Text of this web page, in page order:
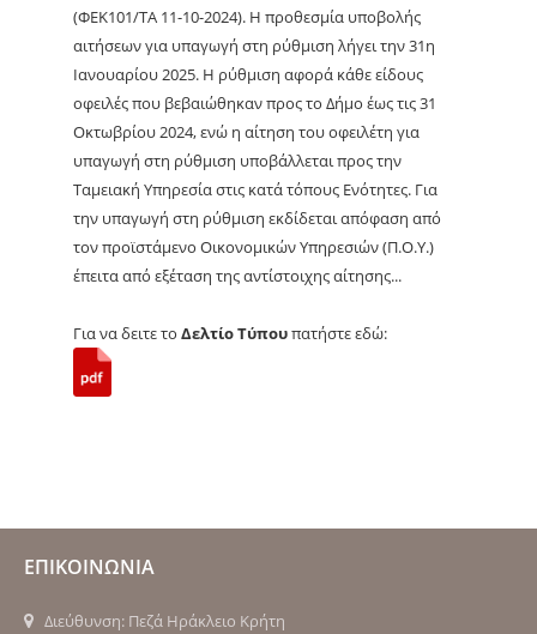
(ΦΕΚ101/ΤΑ 11-10-2024). Η προθεσμία υποβολής
αιτήσεων για υπαγωγή στη ρύθμιση λήγει την 31η
Ιανουαρίου 2025. Η ρύθμιση αφορά κάθε είδους
οφειλές που βεβαιώθηκαν προς το Δήμο έως τις 31
Οκτωβρίου 2024, ενώ η αίτηση του οφειλέτη για
υπαγωγή στη ρύθμιση υποβάλλεται προς την
Ταμειακή Υπηρεσία στις κατά τόπους Ενότητες. Για
την υπαγωγή στη ρύθμιση εκδίδεται απόφαση από
τον προϊστάμενο Οικονομικών Υπηρεσιών (Π.Ο.Υ.)
έπειτα από εξέταση της αντίστοιχης αίτησης...
Για να δειτε το Δελτίο Τύπουπατήστε εδώ:
ΕΠΙΚΟΙΝΩΝΙΑ
Διεύθυνση: Πεζά Ηράκλειο Κρήτη